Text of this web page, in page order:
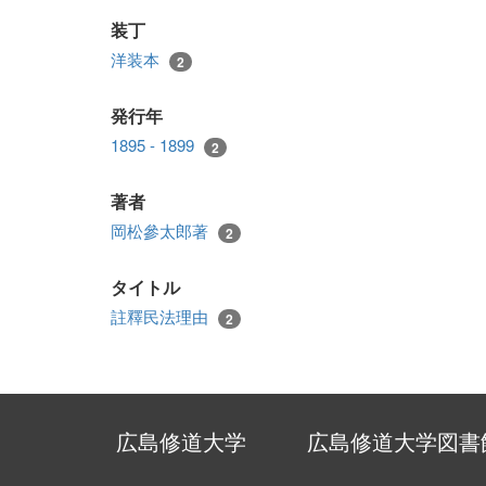
装丁
洋装本 2
発行年
1895 - 1899 2
著者
岡松參太郎著 2
タイトル
註釋民法理由 2
広島修道大学 広島修道大学図